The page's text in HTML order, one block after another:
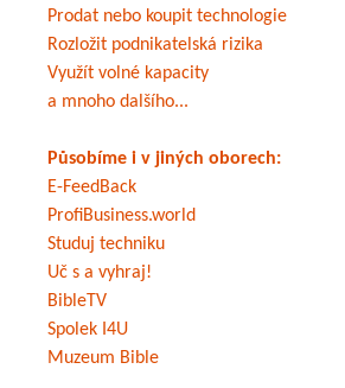
Prodat nebo koupit technologie
Rozložit podnikatelská rizika
Využít volné kapacity
a mnoho dalšího...
Působíme i v jiných oborech:
E-FeedBack
ProfiBusiness.world
Studuj techniku
Uč s a vyhraj!
BibleTV
Spolek I4U
Muzeum Bible